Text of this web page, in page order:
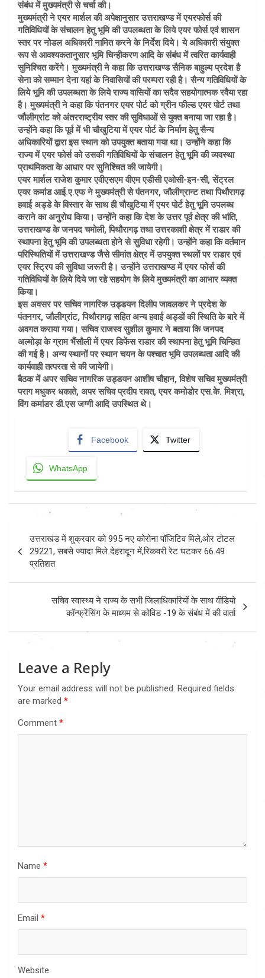
संबंध में मुख्यमंत्री से चर्चा की।
मुख्यमंत्री ने एयर मार्शल की अपेक्षानुसार उत्तराखण्ड में एयरफोर्स की
गतिविधियों के संचालन हेतु भूमि की उपलब्धता के लिये एयर फोर्स एवं शासन
स्तर पर नोडल अधिकारी नामित करने के निर्देश दिये। ये अधिकारी संयुक्त
रूप से आवश्यकतानुसार भूमि चिन्हीकरण आदि के संबंध में त्वरित कार्यवाही
सुनिश्चित करेंगे। मुख्यमंत्री ने कहा कि उत्तराखण्ड सैनिक बाहुल्य प्रदेश है
सेना को सम्मान देना यहां के निवासियों की परम्परा रही है। सैन्य गतिविधियों के
लिये भूमि की उपलब्धता के लिये राज्य वासियों का सदैव सहयोगात्मक रवैया रहा
है। मुख्यमंत्री ने कहा कि पंतनगर एयर पोर्ट को ग्रीन फील्ड एयर पोर्ट तथा
जौलीग्रांट को अंतरराष्ट्रीय स्तर की सुविधाओं से युक्त बनाया जा रहा है।
उन्होंने कहा कि पूर्व में भी चौखुटिया में एयर पोर्ट के निर्माण हेतु सैन्य
अधिकारियों द्वारा इस स्थान को उपयुक्त बताया गया था। उन्होंने कहा कि
राज्य में एयर फोर्स को उसकी गतिविधियों के संचालन हेतु भूमि की व्यवस्था
प्राथमिकता के आधार पर सुनिश्चित की जायेगी।
एयर मार्शल राजेश कुमार एवीएसएम वीएम एडीसी एओसी-इन-सी, सेंट्रल
एयर कमांड आई.ए.एफ ने मुख्यमंत्री से पंतनगर, जौलीग्रान्ट तथा पिथौरागढ़
हवाई अड्डे के विस्तार के साथ ही चौखुटिया में एयर पोर्ट हेतु भूमि उपलब्ध
कराने का अनुरोध किया। उन्होंने कहा कि देश के उत्तर पूर्व क्षेत्र की भांति,
उत्तराखण्ड के जनपद चमोली, पिथौरागढ़ तथा उत्तरकाशी क्षेत्र में राडार की
स्थापना हेतु भूमि की उपलब्धता होने से सुविधा रहेगी। उन्होंने कहा कि वर्तमान
परिस्थितियों में उत्तराखण्ड जैसे सीमांत क्षेत्र में उपयुक्त स्थलों पर राडार एवं
एयर स्ट्रिप की सुविधा जरूरी है। उन्होंने उत्तराखण्ड में एयर फोर्स की
गतिविधियों के लिये दिये जा रहे सहयोग के लिये मुख्यमंत्री का आभार व्यक्त
किया।
इस अवसर पर सचिव नागरिक उड्डयन दिलीप जावलकर ने प्रदेश के
पंतनगर, जौलीग्रांट, पिथौरागढ़ सहित अन्य हवाई अड्डों की स्थिति के बारे में
अवगत कराया गया। सचिव राजस्व सुशील कुमार ने बताया कि जनपद
अल्मोड़ा के ग्राम भैंसौली में एयर डिफेंस राडार की स्थापना हेतु भूमि चिन्हित
की गई है। अन्य स्थानों पर स्थान चयन के पश्चात भूमि उपलब्धता आदि की
कार्यवाही तत्परता से की जायेगी।
बैठक में अपर सचिव नागरिक उड्डयन आशीष चौहान, विशेष सचिव मुख्यमंत्री
पराग मधुकर धकाते, अपर सचिव प्रदीप रावत, एयर कमोडोर एस.के. मिश्रा,
विंग कमांडर डी.एस जग्गी आदि उपस्थित थे।
Facebook Twitter
WhatsApp
navigation
उत्तराखंड में शुक्रवार को 995 नए कोरोना पॉजिटिव मिले,ओर टोटल
29221, सबसे ज्यादा मिले देहरादून में,रिकवरी रेट घटकर 66.49
प्रतिशत
सचिव स्वास्थ्य ने राज्य के सभी जिलाधिकारियों के साथ वीडियो
कॉन्फ्रेंसिंग के माध्यम से कोविड -19 के संबंध में की वार्ता
Leave a Reply
Your email address will not be published. Required fields
are marked *
Comment *
Name *
Email *
Website